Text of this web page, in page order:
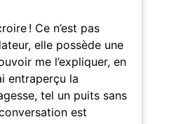
! Ce n’est pas
elle possède une
me l’expliquer, en
entraperçu la
tel un puits sans
est